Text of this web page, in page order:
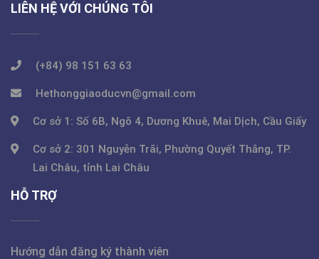
LIÊN HỆ VỚI CHÚNG TÔI
(+84) 98 151 63 63
Hethonggiaoducvn@gmail.com
Cơ sở 1: Số 6B, Ngõ 4, Dương Khuê, Mai Dịch, Cầu Giấy
Cơ sở 2: 301 Nguyễn Trãi, Phường Quyết Thắng, TP.
Lai Châu, tỉnh Lai Châu
HỖ TRỢ
Hướng dẫn đăng ký thành viên